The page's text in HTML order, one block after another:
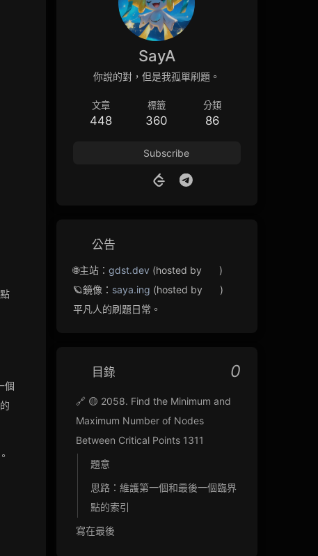
個
SayA
你說的對，但是我孤單刷題。
文章
448
標籤
360
分類
86
Subscribe
公告
🌐主站： gdst.dev (hosted by
)
🪐鏡像： saya.ing (hosted by
)
平凡人的刷題日常。
目錄 0
🔗 🟡 2058. Find the Minimum and
Maximum Number of Nodes
Between Critical Points 1311
題意
思路：維護第一個和最後一個臨界
點的索引
寫在最後